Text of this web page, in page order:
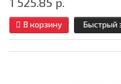
В корзину Быстрый